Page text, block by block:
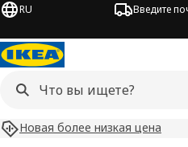
RU Введите
Новая более низкая цена